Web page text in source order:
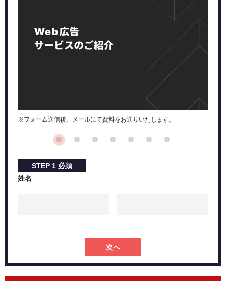
※フォーム送信後、メールにて資料をお送りいたします。
STEP 1 必須
姓名
次へ